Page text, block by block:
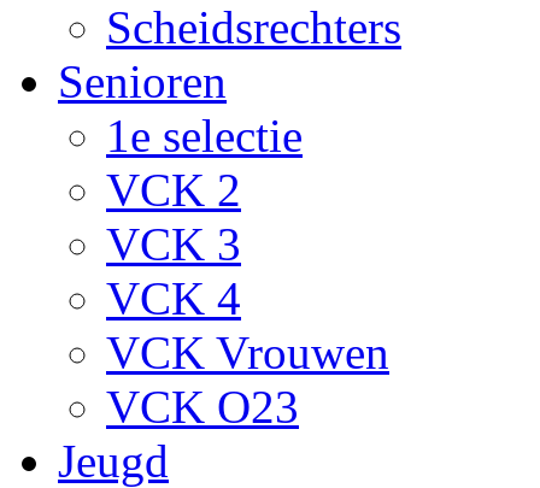
Scheidsrechters
Senioren
1e selectie
VCK 2
VCK 3
VCK 4
VCK Vrouwen
VCK O23
Jeugd